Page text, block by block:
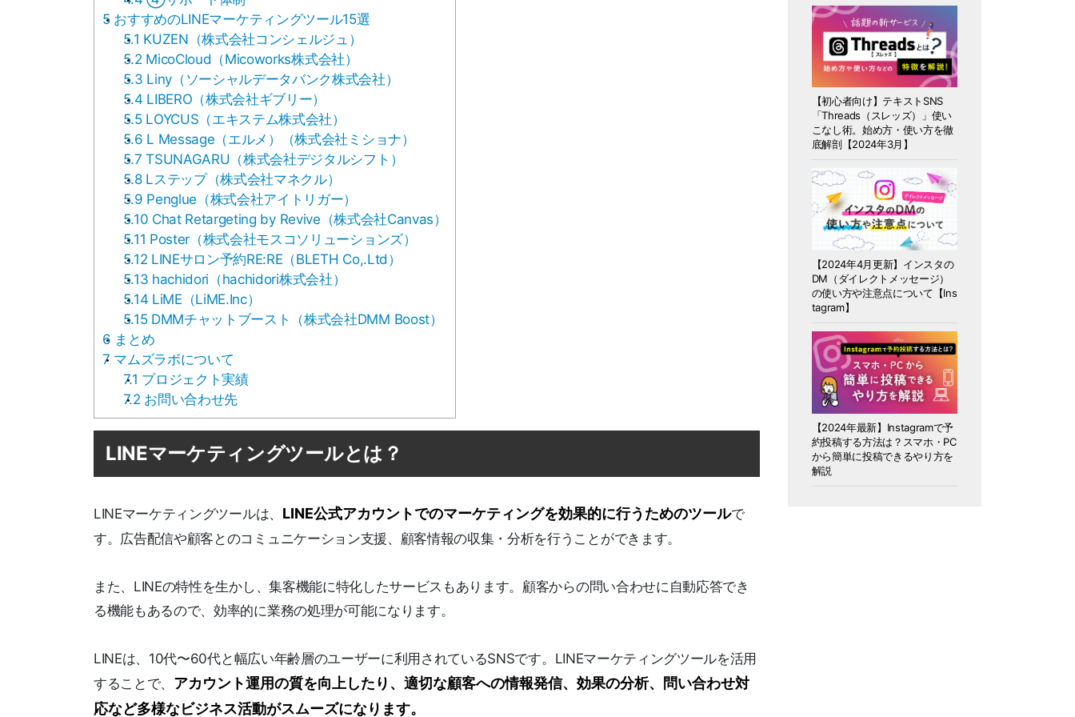
5おすすめのLINEマーケティングツール15選
5.1 KUZEN（株式会社コンシェルジュ）
5.2 MicoCloud（Micoworks株式会社）
5.3 Liny（ソーシャルデータバンク株式会社）
5.4 LIBERO（株式会社ギブリー）
5.5LOYCUS（エキステム株式会社）
5.6 L Message（エルメ）（株式会社ミショナ）
5.7 TSUNAGARU（株式会社デジタルシフト）
5.8Lステップ（株式会社マネクル）
5.9 Penglue（株式会社アイトリガー）
5.10 Chat Retargeting by Revive（株式会社Canvas）
5.11 Poster（株式会社モスコソリューションズ）
5.12 LINEサロン予約RE:RE（BLETH Co,.Ltd）
5.13 hachidori（hachidori株式会社）
5.14 LiME（LiME.Inc）
5.15DMMチャットブースト（株式会社DMM Boost）
6 まとめ
7 マムズラボについて
7.1 プロジェクト実績
7.2 お問い合わせ先
LINEマーケティングツールとは？
LINEマーケティングツールは、 LINE公式アカウントでのマーケティングを効果的に行うためのツールで
す。広告配信や顧客とのコミュニケーション支援、顧客情報の収集・分析を行うことができます。
また、LINEの特性を生かし、集客機能に特化したサービスもあります。顧客からの問い合わせに自動応答でき
る機能もあるので、効率的に業務の処理が可能になります。
LINEは、10代〜60代と幅広い年齢層のユーザーに利用されているSNSです。LINEマーケティングツールを活用
することで、 アカウント運用の質を向上したり、適切な顧客への情報発信、効果の分析、問い合わせ対
応など多様なビジネス活動がスムーズになります。
【初心者向け】テキストSNS
「Threads（スレッズ）」使い
こなし術。始め方・使い方を徹
底解剖【2024年3月】
【2024年4月更新】インスタの
DM（ダイレクトメッセージ）
の使い方や注意点について【Ins
tagram】
【2024年最新】Instagramで予
約投稿する方法は？スマホ・PC
から簡単に投稿できるやり方を
解説